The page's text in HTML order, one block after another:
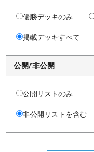
優勝デッキのみ
掲載デッキすべて
公開/非公開
公開リストのみ
非公開リストを含む